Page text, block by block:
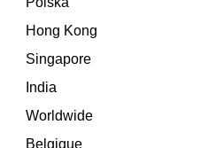
Hong Kong
Singapore
India
Worldwide
Belgique